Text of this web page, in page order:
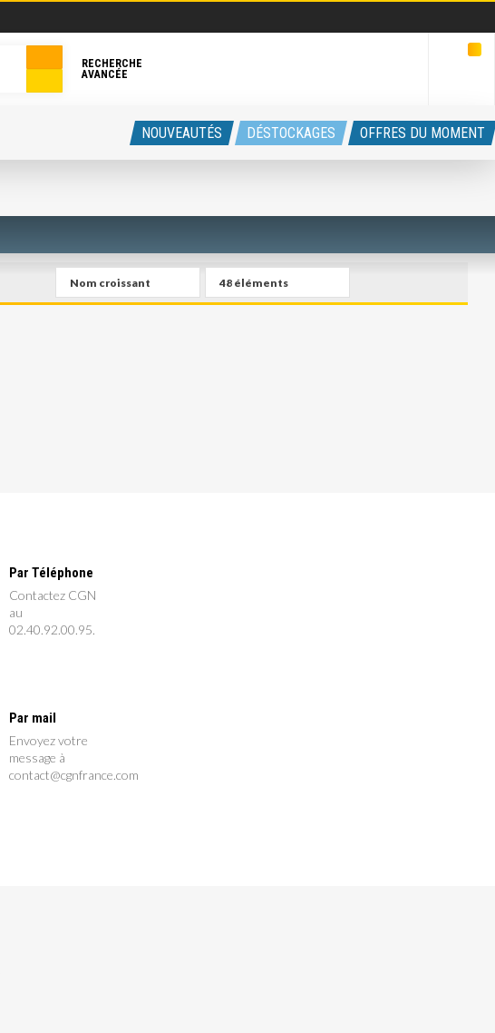
NOUVEAUTÉS DÉSTOCKAGES OFFRES DU MOMENT
RECHERCHE
AVANCÉE
Par Téléphone
Contactez CGN
au
02.40.92.00.95.
Par mail
Envoyez votre
message à
contact@cgnfrance.com